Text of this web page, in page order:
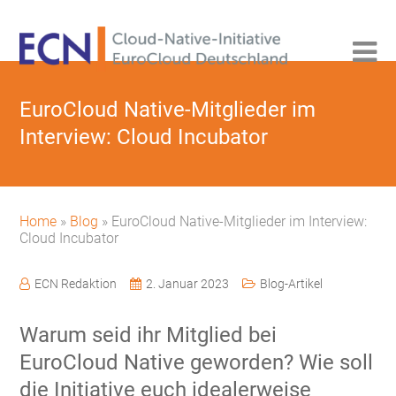
EuroCloud Native-Mitglieder im
Interview: Cloud Incubator
Home » Blog » EuroCloud Native-Mitglieder im Interview:
Cloud Incubator
ECN Redaktion 2. Januar 2023 Blog-Artikel
Warum seid ihr Mitglied bei
EuroCloud Native geworden? Wie soll
die Initiative euch idealerweise